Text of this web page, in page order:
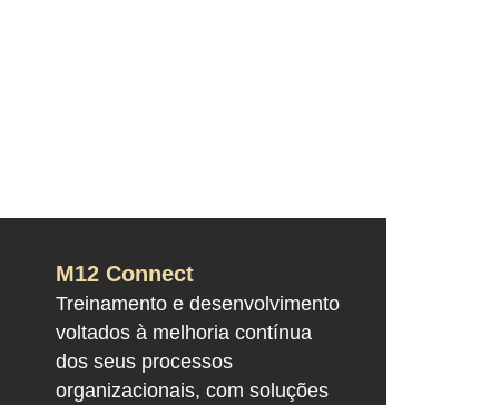
M12 Connect
Treinamento e desenvolvimento
voltados à melhoria contínua
dos seus processos
organizacionais, com soluções